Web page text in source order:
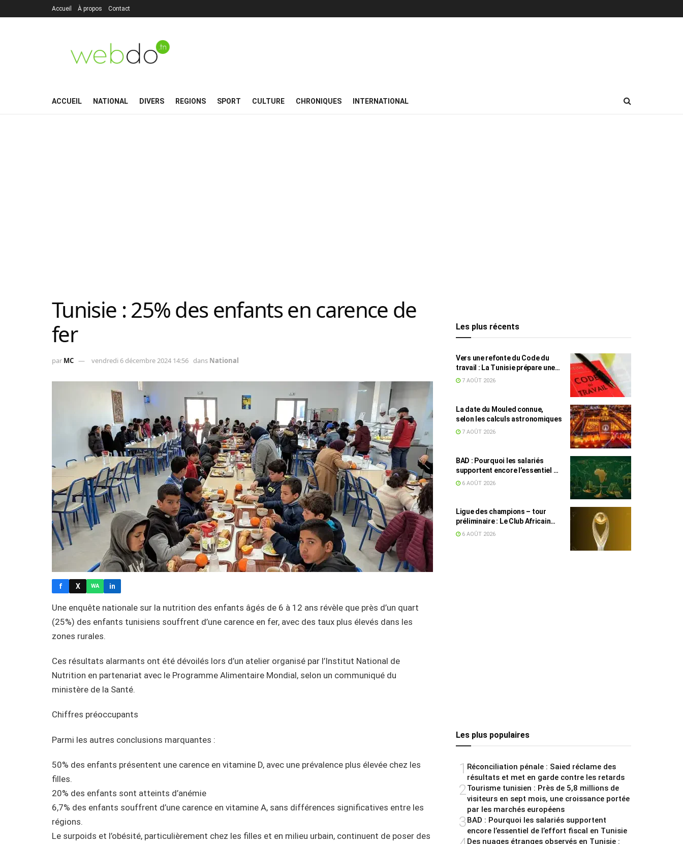
Accueil À propos Contact
ACCUEIL NATIONAL DIVERS REGIONS SPORT CULTURE CHRONIQUES INTERNATIONAL
Tunisie : 25% des enfants en carence de
fer
par MC vendredi 6 décembre 2024 14:56 dans National
f X WA in
Une enquête nationale sur la nutrition des enfants âgés de 6 à 12 ans révèle que près d’un quart
(25%) des enfants tunisiens souffrent d’une carence en fer, avec des taux plus élevés dans les
zones rurales.
Ces résultats alarmants ont été dévoilés lors d’un atelier organisé par l’Institut National de
Nutrition en partenariat avec le Programme Alimentaire Mondial, selon un communiqué du
ministère de la Santé.
Chiffres préoccupants
Parmi les autres conclusions marquantes :
50% des enfants présentent une carence en vitamine D, avec une prévalence plus élevée chez les
filles.
20% des enfants sont atteints d’anémie
6,7% des enfants souffrent d’une carence en vitamine A, sans différences significatives entre les
régions.
Le surpoids et l’obésité, particulièrement chez les filles et en milieu urbain, continuent de poser des
Les plus récents
Vers une refonte du Code du
travail : La Tunisie prépare une
législation adaptée au
7 AOÛT 2026
La date du Mouled connue,
selon les calculs astronomiques
7 AOÛT 2026
BAD : Pourquoi les salariés
supportent encore l’essentiel de
l’effort fiscal en Tunisie
6 AOÛT 2026
Ligue des champions – tour
préliminaire : Le Club Africain
face au Djoliba AC
6 AOÛT 2026
Les plus populaires
1 Réconciliation pénale : Saied réclame des
résultats et met en garde contre les retards
2Tourisme tunisien : Près de 5,8 millions de
visiteurs en sept mois, une croissance portée
par les marchés européens
3BAD : Pourquoi les salariés supportent
encore l’essentiel de l’effort fiscal en Tunisie
Des nuages étranges observés en Tunisie :